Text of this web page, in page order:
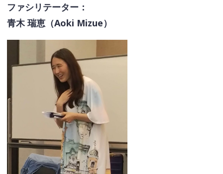
ファシリテーター：
青木 瑞恵（Aoki Mizue）